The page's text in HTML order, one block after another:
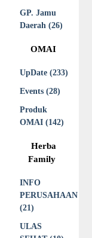
GP. Jamu
Daerah (26)
OMAI
UpDate (233)
Events (28)
Produk
OMAI (142)
Herba
Family
INFO
PERUSAHAAN
(21)
ULAS